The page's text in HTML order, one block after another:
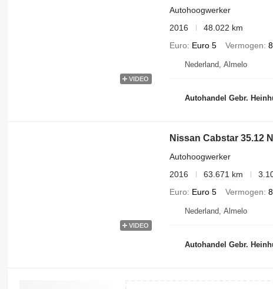
VIDEO
Autohoogwerker
2016
48.022 km
Euro
Euro 5 Vermogen
Nederland, Almelo
Autohandel Gebr.
VIDEO
Nissan Cabstar 35.12
Autohoogwerker
2016
63.671 km
Euro
Euro 5 Vermogen
Nederland, Almelo
Autohandel Gebr.